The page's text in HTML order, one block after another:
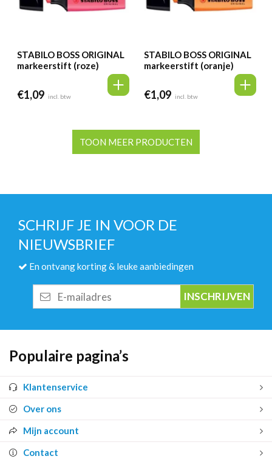
STABILO BOSS ORIGINAL
markeerstift (roze)
€1,09 incl. btw
STABILO BOSS ORIGINAL
markeerstift (oranje)
€1,09 incl. btw
TOON MEER PRODUCTEN
SCHRIJF JE IN VOOR DE
NIEUWSBRIEF
En ontvang korting & leuke aanbiedingen
mailadres
Populaire pagina’s
Klantenservice
Over ons
Mijn account
Contact